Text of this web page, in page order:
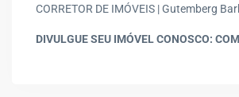
CORRETOR DE IMÓVEIS | Gutemberg
DIVULGUE SEU IMÓVEL CONOSCO: